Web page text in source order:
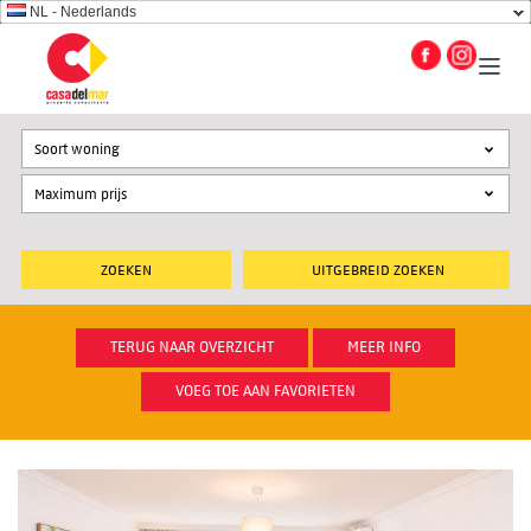
NL - Nederlands
UITGEBREID ZOEKEN
Soort woning
TERUG NAAR OVERZICHT MEER INFO
VOEG TOE AAN FAVORIETEN